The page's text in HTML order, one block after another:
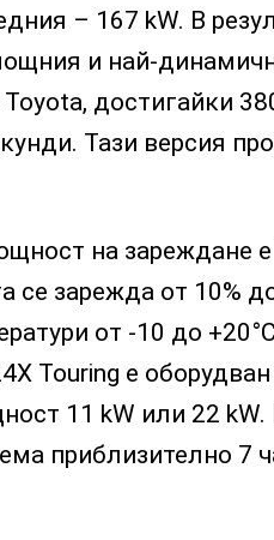
– 167 kW. В
и най-
достигайки
Тази версия
на зареждане е
се зарежда от 10%
от -10 до
Touring е
11 kW или 22
приблизително 7